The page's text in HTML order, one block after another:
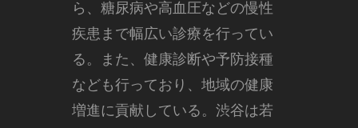
ら、糖尿病や高血圧などの慢性
疾患まで幅広い診療を行ってい
る。また、健康診断や予防接種
なども行っており、地域の健康
増進に貢献している。渋谷は若